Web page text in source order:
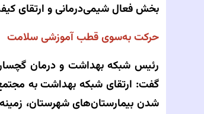
بخش فعال شیمی‌درمانی و ارتقای
حرکت به‌سوی قطب آموزشی سلامت
رئیس شبکه بهداشت و درمان
گفت: ارتقای شبکه بهداشت به
شدن بیمارستان‌های شهرستان،